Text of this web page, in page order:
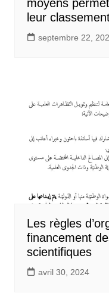
moyens
leur
septembre 22,
Les règles
financement
scientifiques
avril 30, 2024